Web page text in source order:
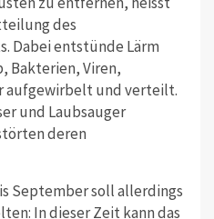
des
Dabei entstünde Lärm
Bakterien, Viren,
aufgewirbelt und verteilt.
und Laubsauger
deren
September soll allerdings
In dieser Zeit kann das